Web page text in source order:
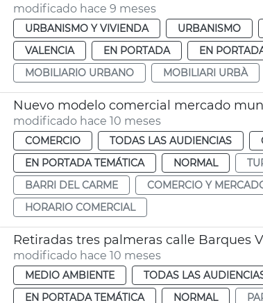
modificado hace 9 meses
URBANISMO Y VIVIENDA URBANISMO
VALENCIA
EN PORTADA EN
MOBILIARIO URBANO
MOBILIARI URBÀ
Nuevo modelo comercial mercado
modificado hace 10 meses
COMERCIO TODAS LAS AUDIENCIAS
EN PORTADA TEMÁTICA
NORMAL
BARRI DEL CARME
COMERCIO Y
HORARIO COMERCIAL
Retiradas tres palmeras calle Barques
modificado hace 10 meses
MEDIO AMBIENTE TODAS LAS
EN PORTADA TEMÁTICA
NORMAL